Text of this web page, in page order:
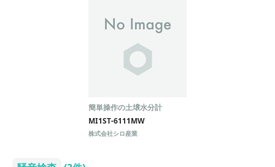
簡単操作の土壌水分計
MI1ST-6111MW
株式会社シロ産業